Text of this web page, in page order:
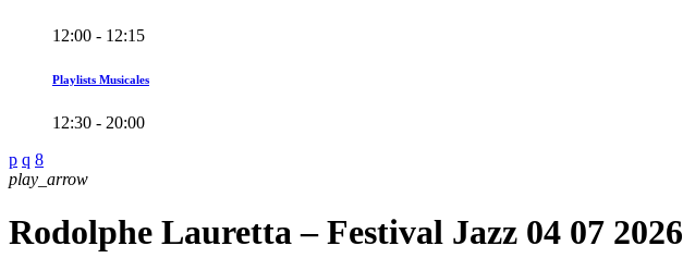
12:00 - 12:15
Playlists Musicales
12:30 - 20:00
play_arrow
Rodolphe Lauretta – Festival Jazz 04 07 2026